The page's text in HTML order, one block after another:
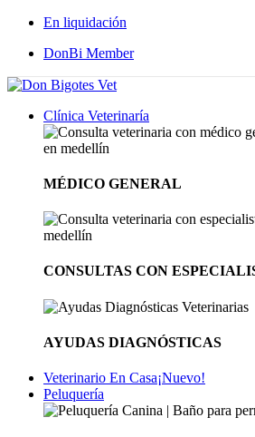
En liquidación
DonBi Member
Clínica Veterinaría
MÉDICO GENERAL
CONSULTAS CON
AYUDAS DIAGNÓSTICAS
Veterinario En Casa¡Nuevo!
Peluquería